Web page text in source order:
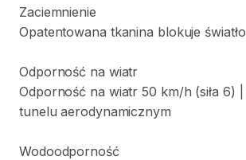
Zaciemnienie
Opatentowana tkanina blokuje światło
Odporność na wiatr
Odporność na wiatr 50 km​/​h (siła 6)
tunelu aerodynamicznym
Wodoodporność